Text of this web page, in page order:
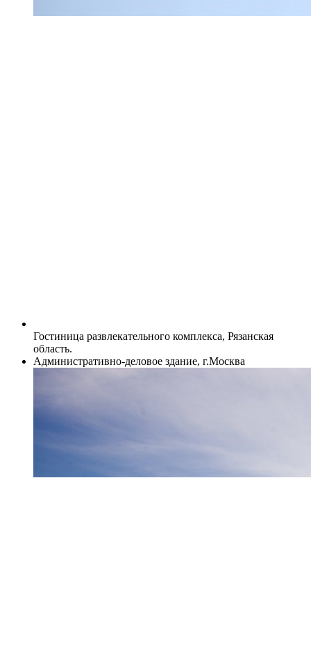
Гостиница развлекательного комплекса, Рязанская
область.
Административно-деловое здание, г.Москва